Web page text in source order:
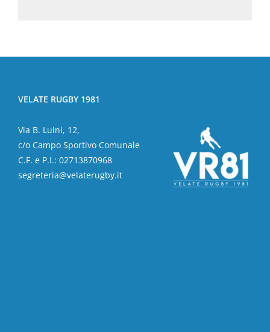
VELATE RUGBY 1981
Via B. Luini, 12,
c/o Campo Sportivo Comunale
C.F. e P.I.: 02713870968
segreteria@velaterugby.it